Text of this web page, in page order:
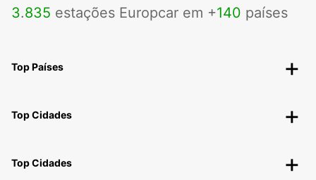
3.835 estações Europcar em +140 países
Top Países
Top Cidades
Top Cidades